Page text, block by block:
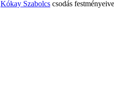
Kókay Szabolcs csodás